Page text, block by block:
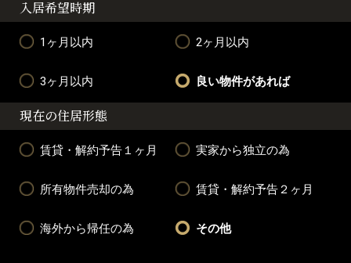
入居希望時期
1ヶ月以内 2ヶ月以内
3ヶ月以内 良い物件があれば
現在の住居形態
賃貸・解約予告１ヶ月 実家から独立の為
所有物件売却の為 賃貸・解約予告２ヶ月
海外から帰任の為 その他